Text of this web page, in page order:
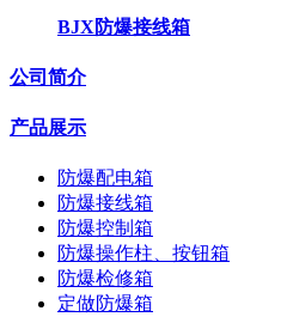
BJX防爆接线箱
公司简介
产品展示
防爆配电箱
防爆接线箱
防爆控制箱
防爆操作柱、按钮箱
防爆检修箱
定做防爆箱